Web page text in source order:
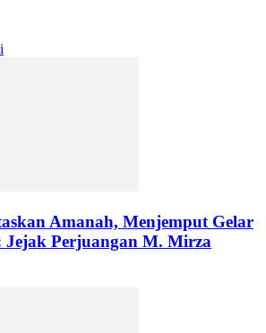
Amanah, Menjemput Gelar
Jejak Perjuangan M. Mirza